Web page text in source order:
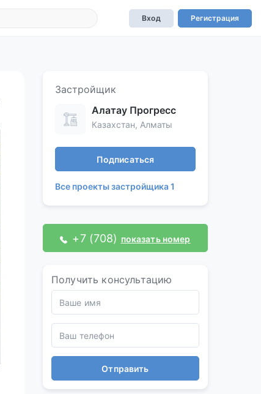
Вход Регистрация
Застройщик
Алатау Прогресс
Казахстан, Алматы
Подписаться
Все проекты застройщика 1
+7 (708) показать номер
Получить консультацию
Отправить